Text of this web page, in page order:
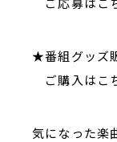
★番組グッズ
ご購入は
気になった楽